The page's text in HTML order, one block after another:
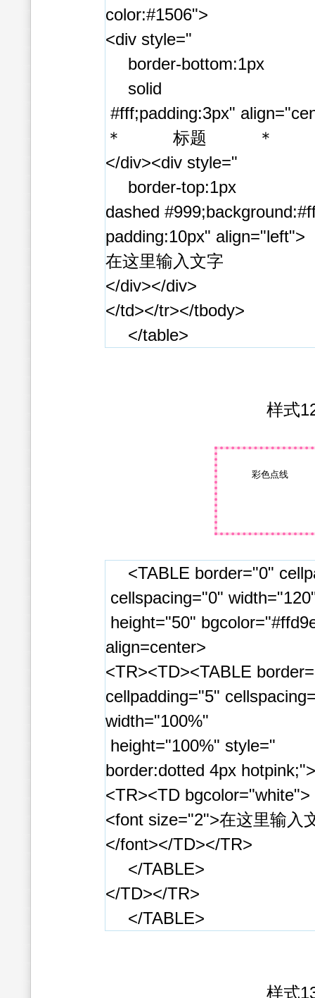
color:#1506">
<div style="
border-bottom:1px
solid
#fff;padding:3px"
＊ 标题 ＊
</div><div style="
border-top:1px
dashed
padding:10px" align="left">
在这里输入文字
</div></div>
</td></tr></tbody>
</table>
样式
彩色点线
<TABLE border="0"
cellspacing="0"
height="50"
align=center>
<TR><TD><TABLE
cellpadding="5"
width="100%"
height="100%" style="
border:dotted 4px hotpink;">
<TR><TD bgcolor="white">
<font size="2">在这里输入
</font></TD></TR>
</TABLE>
</TD></TR>
</TABLE>
样式